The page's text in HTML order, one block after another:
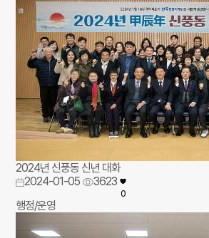
2024년 신풍동 신년 대화
2024-01-05
3623
0
행정/운영